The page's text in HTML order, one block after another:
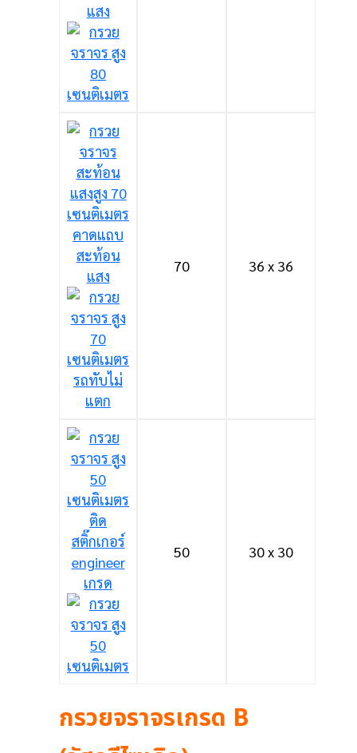
70 36 x 36
50 30 x 30
กรวยจราจรเกรด B